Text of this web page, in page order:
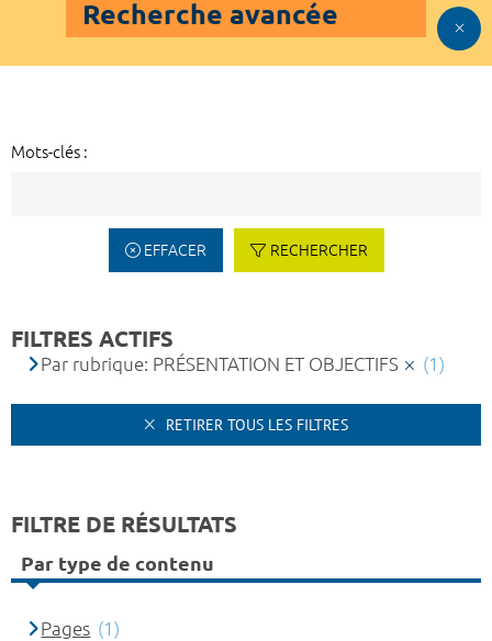
Recherche avancée
Mots-clés :
EFFACER RECHERCHER
FILTRES ACTIFS
Par rubrique: PRÉSENTATION ET OBJECTIFS (1)
RETIRER TOUS LES FILTRES
FILTRE DE RÉSULTATS
Par type de contenu
Pages (1)